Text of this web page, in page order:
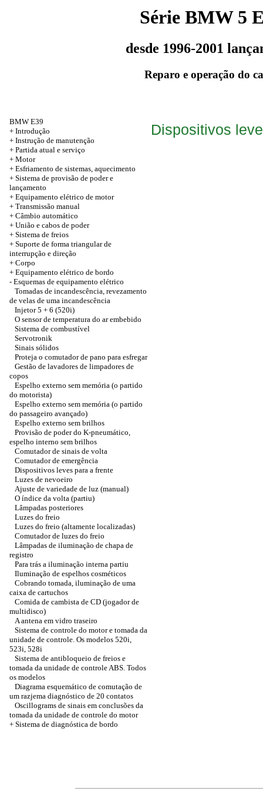
Série BMW 5
desde 1996-2001
Reparo e operação do
BMW E39
+ Introdução
+ Instrução de manutenção
+ Partida atual e serviço
+ Motor
+ Esfriamento de sistemas, aquecimento
+ Sistema de provisão de poder e
lançamento
+ Equipamento elétrico de motor
+ Transmissão manual
+ Câmbio automático
+ União e cabos de poder
+ Sistema de freios
+ Suporte de forma triangular de
interrupção e direção
+ Corpo
+ Equipamento elétrico de bordo
- Esquemas de equipamento elétrico
Tomadas de incandescência, revezamento
de velas de uma incandescência
Injetor 5 + 6 (520i)
O sensor de temperatura do ar embebido
Sistema de combustível
Servotronik
Sinais sólidos
Proteja o comutador de pano para esfregar
Gestão de lavadores de limpadores de
copos
Espelho externo sem memória (o partido
do motorista)
Espelho externo sem memória (o partido
do passageiro avançado)
Espelho externo sem brilhos
Provisão de poder do K-pneumático,
espelho interno sem brilhos
Comutador de sinais de volta
Comutador de emergência
Dispositivos leves para a frente
Luzes de nevoeiro
Ajuste de variedade de luz (manual)
O índice da volta (partiu)
Lâmpadas posteriores
Luzes do freio
Luzes do freio (altamente localizadas)
Comutador de luzes do freio
Lâmpadas de iluminação de chapa de
registro
Para trás a iluminação interna partiu
Iluminação de espelhos cosméticos
Cobrando tomada, iluminação de uma
caixa de cartuchos
Comida de cambista de CD (jogador de
multidisco)
A antena em vidro traseiro
Sistema de controle do motor e tomada da
unidade de controle. Os modelos 520i,
523i, 528i
Sistema de antibloqueio de freios e
tomada da unidade de controle ABS. Todos
os modelos
Diagrama esquemático de comutação de
um razjema diagnóstico de 20 contatos
Oscillograms de sinais em conclusões da
tomada da unidade de controle do motor
+ Sistema de diagnóstica de bordo
Dispositivos